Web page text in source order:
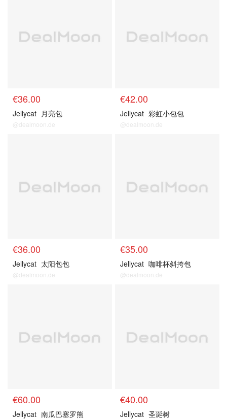
€36.00
Jellycat 月亮包
@dealmoon.de
€42.00
Jellycat 彩虹小包包
@dealmoon.de
€36.00
Jellycat 太阳包包
@dealmoon.de
€35.00
Jellycat 咖啡杯斜挎包
@dealmoon.de
€60.00
Jellycat 南瓜巴塞罗熊
€40.00
Jellycat 圣诞树